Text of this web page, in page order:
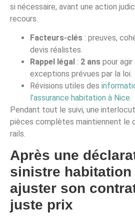
si nécessaire, avant une action
recours.
Facteurs-clés : preuves,
devis réalistes.
Rappel légal : 2 ans pour
exceptions prévues par la loi.
Révisions utiles des
l’assurance habitation à Nice.
Pendant tout le suivi, une
pièces complètes maintiennent le
rails.
Après une
sinistre habitation
ajuster son
juste prix